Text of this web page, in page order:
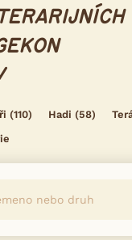
(110) Hadi (58)